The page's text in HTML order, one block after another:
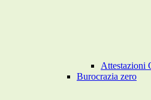
Attestazioni
Burocrazia zero